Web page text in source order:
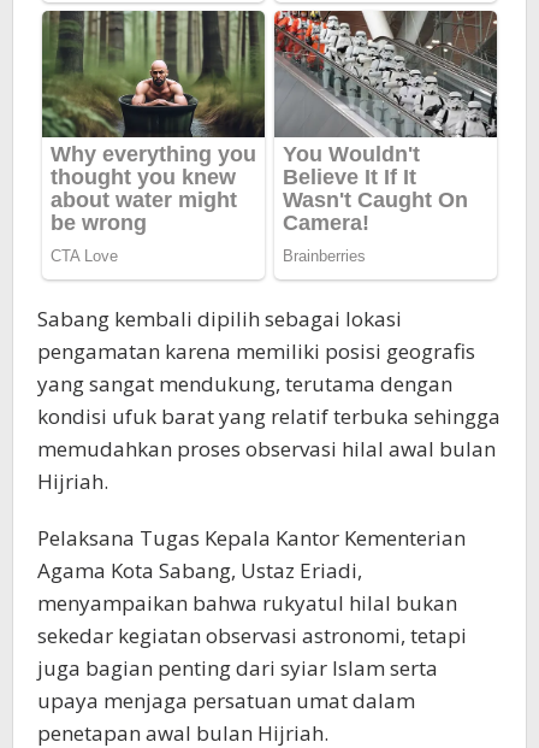
Sabang kembali dipilih sebagai lokasi
pengamatan karena memiliki posisi geografis
yang sangat mendukung, terutama dengan
kondisi ufuk barat yang relatif terbuka sehingga
memudahkan proses observasi hilal awal bulan
Hijriah.
Pelaksana Tugas Kepala Kantor Kementerian
Agama Kota Sabang, Ustaz Eriadi,
menyampaikan bahwa rukyatul hilal bukan
sekedar kegiatan observasi astronomi, tetapi
juga bagian penting dari syiar Islam serta
upaya menjaga persatuan umat dalam
penetapan awal bulan Hijriah.